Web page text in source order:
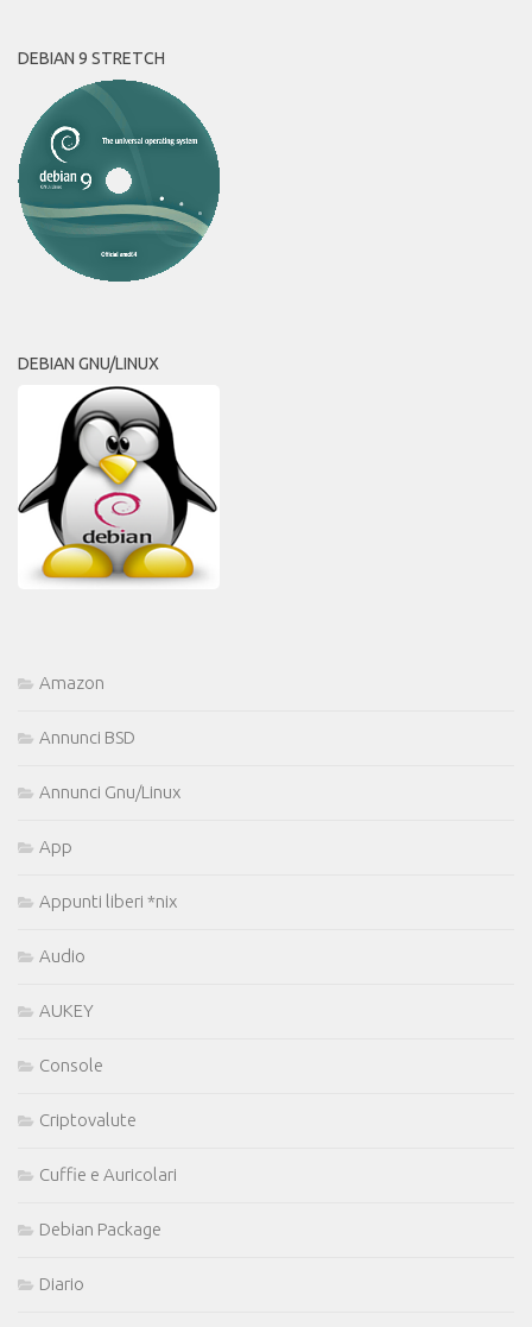
DEBIAN 9 STRETCH
DEBIAN GNU/LINUX
Amazon
Annunci BSD
Annunci Gnu/Linux
App
Appunti liberi *nix
Audio
AUKEY
Console
Criptovalute
Cuffie e Auricolari
Debian Package
Diario